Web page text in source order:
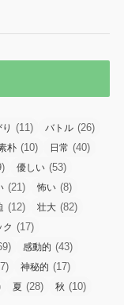
(11) バトル (26)
朴 (10) 日常 (40)
優しい (53)
(21) 怖い (8)
(12) 壮大 (82)
ク (17)
感動的 (43)
神秘的 (17)
夏 (28) 秋 (10)